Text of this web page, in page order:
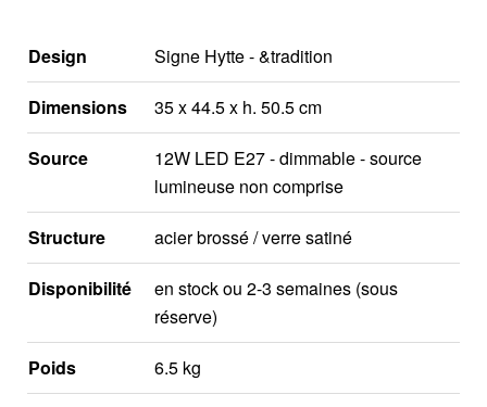
Design Signe Hytte - &tradition
Dimensions 35 x 44.5 x h. 50.5 cm
Source
12W LED E27 - dimmable - source
lumineuse non comprise
Structure acier brossé / verre satiné
Disponibilité
en stock ou 2-3 semaines (sous
réserve)
Poids 6.5 kg